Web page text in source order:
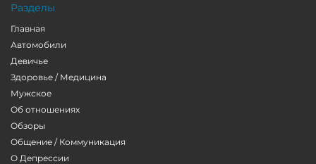
Разделы
Главная
Автомобили
Девичье
Здоровье / Медицина
Мужское
Об отношениях
Обзоры
Общение / Коммуникация
О Депрессии